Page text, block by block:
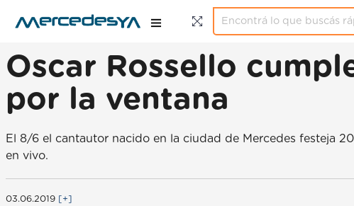
Oscar Rossello
por la ventana
El 8/6 el cantautor nacido en la ciudad de Mercedes festeja
en vivo.
03.06.2019 [+]